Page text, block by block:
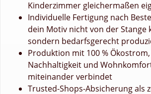
Kinderzimmer gleichermaßen
Individuelle Fertigung nach
dein Motiv nicht von der Stange
sondern bedarfsgerecht
Produktion mit 100 % Ökostrom,
Nachhaltigkeit und
miteinander verbindet
Trusted-Shops-Absicherung als